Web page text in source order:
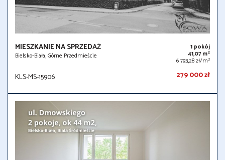
MIESZKANIE NA SPRZEDAŻ
Bielsko-Biała, Górne Przedmieście
1 pokój
41,07 m2
6 793,28 zł/m2
KLS-MS-15906 279 000 zł